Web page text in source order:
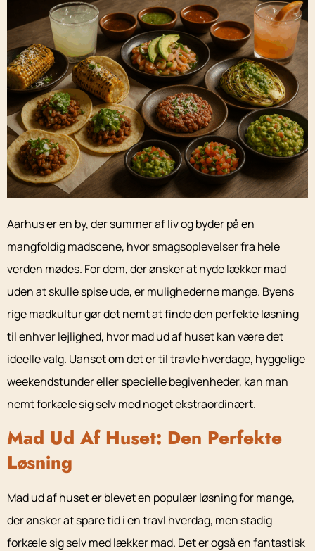
Aarhus er en by, der summer af liv og byder på en
mangfoldig madscene, hvor smagsoplevelser fra hele
verden mødes. For dem, der ønsker at nyde lækker mad
uden at skulle spise ude, er mulighederne mange. Byens
rige madkultur gør det nemt at finde den perfekte løsning
til enhver lejlighed, hvor mad ud af huset kan være det
ideelle valg. Uanset om det er til travle hverdage, hyggelige
weekendstunder eller specielle begivenheder, kan man
nemt forkæle sig selv med noget ekstraordinært.
Mad Ud Af Huset: Den Perfekte
Løsning
Mad ud af huset er blevet en populær løsning for mange,
der ønsker at spare tid i en travl hverdag, men stadig
forkæle sig selv med lækker mad. Det er også en fantastisk